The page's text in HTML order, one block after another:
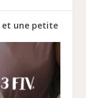
et une petite